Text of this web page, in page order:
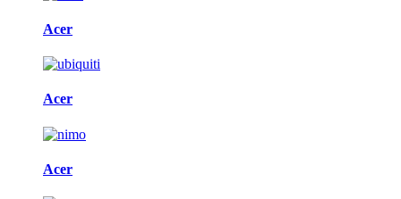
Acer
Acer
Acer